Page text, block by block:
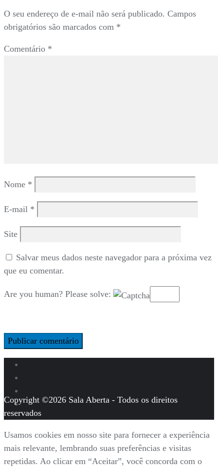
O seu endereço de e-mail não será publicado. Campos
obrigatórios são marcados com *
Comentário *
Nome *
E-mail *
Site
Salvar meus dados neste navegador para a próxima vez
que eu comentar.
Are you human? Please solve:
Copyright ©2026 Sala Aberta - Todos os direitos
reservados
Usamos cookies em nosso site para fornecer a experiência
mais relevante, lembrando suas preferências e visitas
repetidas. Ao clicar em “Aceitar”, você concorda com o